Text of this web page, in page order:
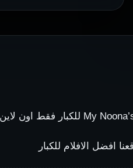
افضل الافلام للكبار